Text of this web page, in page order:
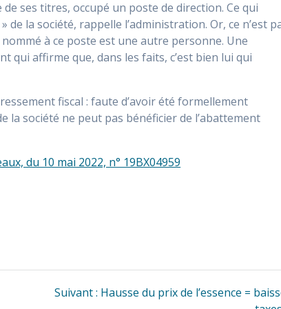
ses titres, occupé un poste de direction. Ce qui
la société, rappelle l’administration. Or, ce n’est
à ce poste est une autre personne. Une
affirme que, dans les faits, c’est bien lui qui
fiscal : faute d’avoir été formellement
la société ne peut pas bénéficier de l’abattement
du 10 mai 2022, n° 19BX04959
Suivant : Article
Hausse du prix de l’essence =